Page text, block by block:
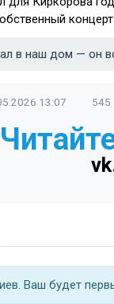
13:07 545
Ваш будет